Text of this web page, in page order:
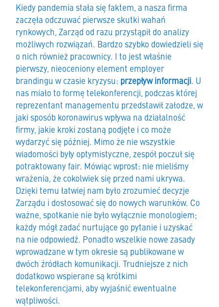
Kiedy pandemia stała się faktem, a nasza firma
zaczęła odczuwać pierwsze skutki wahań
rynkowych, Zarząd od razu przystąpił do analizy
możliwych rozwiązań. Bardzo szybko dowiedzieli się
o nich również pracownicy. I to jest właśnie
pierwszy, nieoceniony element employer
brandingu w czasie kryzysu: przepływ informacji. U
nas miało to formę telekonferencji, podczas której
reprezentant managementu przedstawił załodze, w
jaki sposób koronawirus wpływa na działalność
firmy, jakie kroki zostaną podjęte i co może
wydarzyć się później. Mimo że nie wszystkie
wiadomości były optymistyczne, zespół poczuł się
potraktowany fair. Mówiąc wprost: nie mieliśmy
wrażenia, że cokolwiek się przed nami ukrywa.
Dzięki temu łatwiej nam było zrozumieć decyzje
Zarządu i dostosować się do nowych warunków. Co
ważne, spotkanie nie było wyłącznie monologiem;
każdy mógł zadać nurtujące go pytanie i uzyskać
na nie odpowiedź. Ponadto wszelkie nowe zasady
wprowadzane w tym okresie są publikowane w
dwóch źródłach komunikacji. Trudniejsze z nich
dodatkowo wspierane są krótkimi
telekonferencjami, aby wyjaśnić ewentualne
wątpliwości.